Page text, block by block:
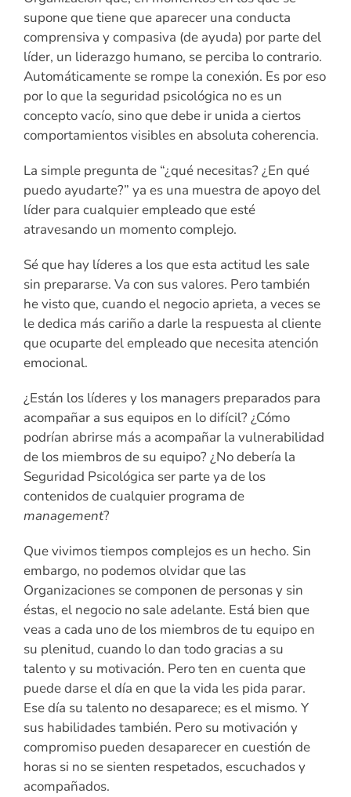
supone que tiene que aparecer una conducta
comprensiva y compasiva (de ayuda) por parte del
líder, un liderazgo humano, se perciba lo contrario.
Automáticamente se rompe la conexión. Es por eso
por lo que la seguridad psicológica no es un
concepto vacío, sino que debe ir unida a ciertos
comportamientos visibles en absoluta coherencia.
La simple pregunta de “¿qué necesitas? ¿En qué
puedo ayudarte?” ya es una muestra de apoyo del
líder para cualquier empleado que esté
atravesando un momento complejo.
Sé que hay líderes a los que esta actitud les sale
sin prepararse. Va con sus valores. Pero también
he visto que, cuando el negocio aprieta, a veces se
le dedica más cariño a darle la respuesta al cliente
que ocuparte del empleado que necesita atención
emocional.
¿Están los líderes y los managers preparados para
acompañar a sus equipos en lo difícil? ¿Cómo
podrían abrirse más a acompañar la vulnerabilidad
de los miembros de su equipo? ¿No debería la
Seguridad Psicológica ser parte ya de los
contenidos de cualquier programa de
management?
Que vivimos tiempos complejos es un hecho. Sin
embargo, no podemos olvidar que las
Organizaciones se componen de personas y sin
éstas, el negocio no sale adelante. Está bien que
veas a cada uno de los miembros de tu equipo en
su plenitud, cuando lo dan todo gracias a su
talento y su motivación. Pero ten en cuenta que
puede darse el día en que la vida les pida parar.
Ese día su talento no desaparece; es el mismo. Y
sus habilidades también. Pero su motivación y
compromiso pueden desaparecer en cuestión de
horas si no se sienten respetados, escuchados y
acompañados.